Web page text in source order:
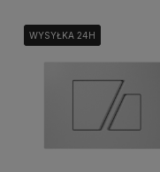
WYSYŁKA 24H
WYSYŁKA 24H
WYSYŁKA 24H